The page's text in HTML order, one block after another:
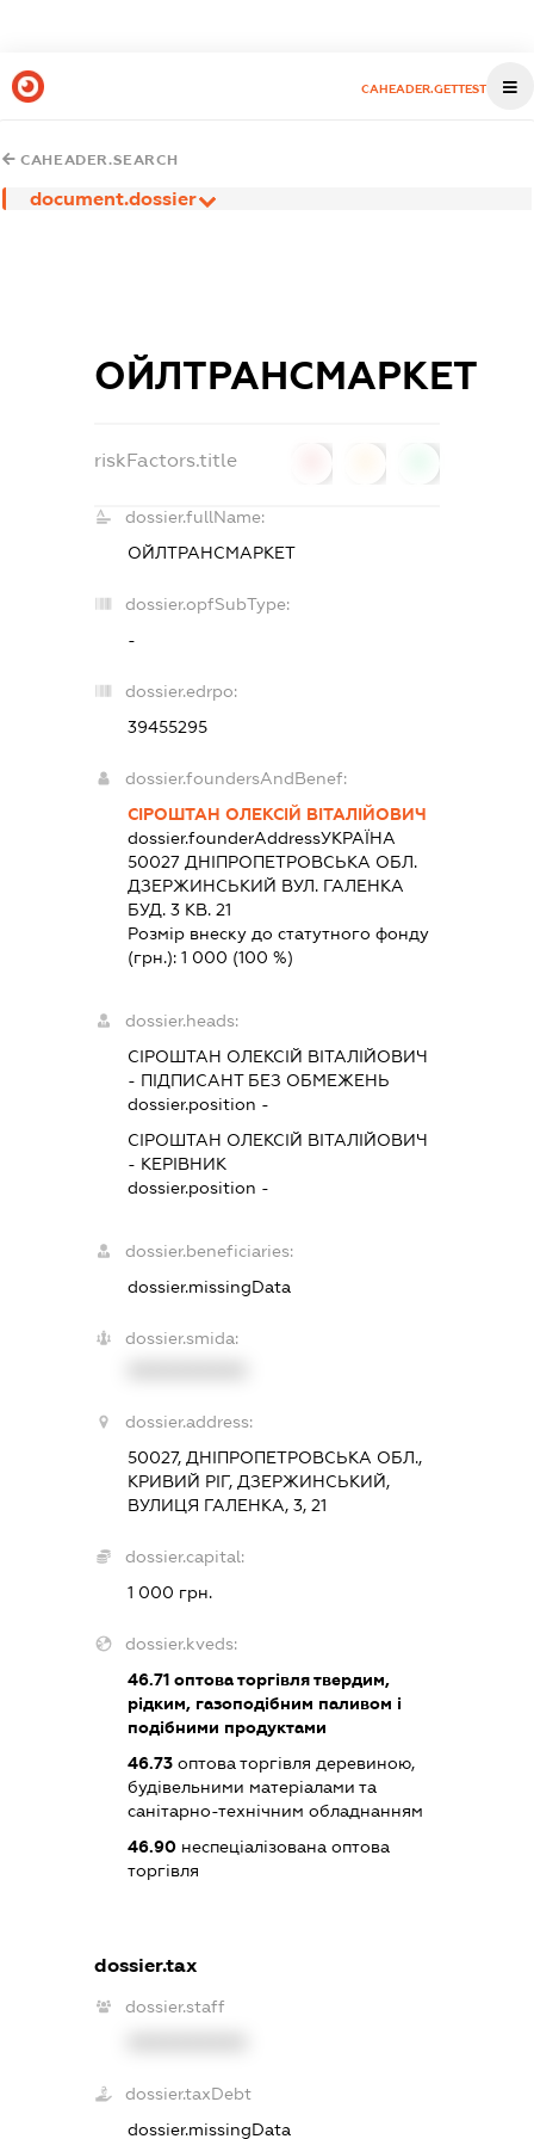
CAHEADER.GETTEST
CAHEADER.SEARCH
document.dossier
ОЙЛТРАНСМАРКЕТ
riskFactors.title
dossier.fullName:
ОЙЛТРАНСМАРКЕТ
dossier.opfSubType:
-
dossier.edrpo:
39455295
dossier.foundersAndBenef:
СІРОШТАН ОЛЕКСІЙ ВІТАЛІЙОВИЧ
dossier.founderAddressУКРАЇНА
50027 ДНIПРОПЕТРОВСЬКА ОБЛ.
ДЗЕРЖИНСЬКИЙ ВУЛ. ГАЛЕНКА
БУД. 3 КВ. 21
Розмір внеску до статутного фонду
(грн.):1 000 (100 %)
dossier.heads:
СІРОШТАН ОЛЕКСІЙ ВІТАЛІЙОВИЧ
- ПІДПИСАНТБЕЗ ОБМЕЖЕНЬ
dossier.position -
СІРОШТАН ОЛЕКСІЙ ВІТАЛІЙОВИЧ
- КЕРІВНИК
dossier.position -
dossier.beneficiaries:
dossier.missingData
dossier.smida:
dossier.address:
50027, ДНІПРОПЕТРОВСЬКА ОБЛ.,
КРИВИЙ РІГ, ДЗЕРЖИНСЬКИЙ,
ВУЛИЦЯ ГАЛЕНКА, 3, 21
dossier.capital:
1 000 грн.
dossier.kveds:
46.71 оптова торгівля твердим,
рідким, газоподібним паливом і
подібними продуктами
46.73 оптова торгівля деревиною,
будівельними матеріалами та
санітарно-технічним обладнанням
46.90 неспеціалізована оптова
торгівля
dossier.tax
dossier.staff
dossier.taxDebt
dossier.missingData